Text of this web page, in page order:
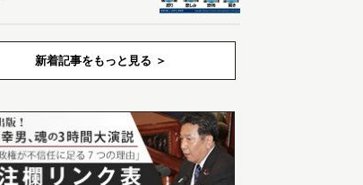
新着記事をもっと見る